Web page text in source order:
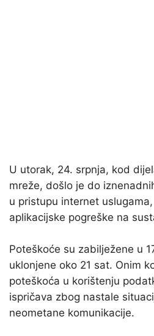
U utorak, 24. srpnja, kod
mreže, došlo je do
u pristupu internet
aplikacijske pogreške na
Poteškoće su zabilježene u
uklonjene oko 21 sat. Onim
poteškoća u korištenju
ispričava zbog nastale
neometane komunikacije.